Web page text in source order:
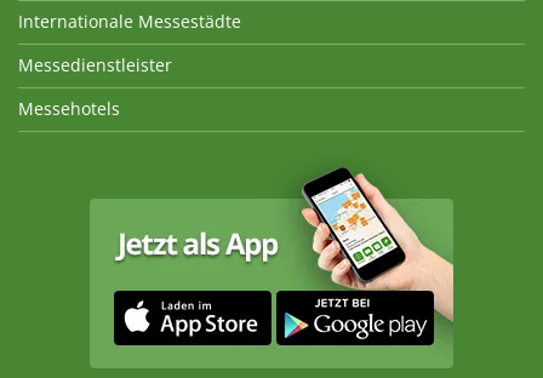
Internationale Messestädte
Messedienstleister
Messehotels